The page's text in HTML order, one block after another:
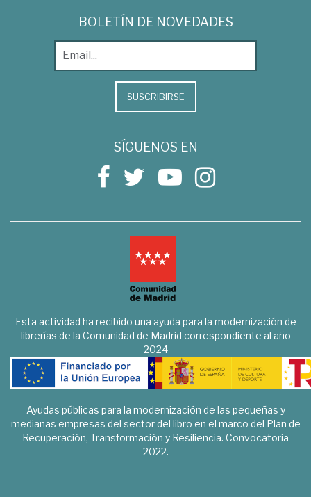
BOLETÍN DE NOVEDADES
SUSCRIBIRSE
SÍGUENOS EN
Esta actividad ha recibido una ayuda para la modernización de
librerías de la Comunidad de Madrid correspondiente al año
2024
Ayudas públicas para la modernización de las pequeñas y
medianas empresas del sector del libro en el marco del Plan de
Recuperación, Transformación y Resiliencia. Convocatoria
2022.